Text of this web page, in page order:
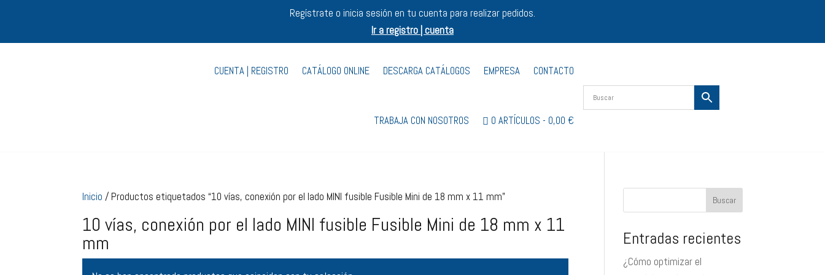
Regístrate o inicia sesión en tu cuenta para realizar pedidos.
Ir a registro | cuenta
CUENTA | REGISTRO CATÁLOGO ONLINE DESCARGA CATÁLOGOS EMPRESA CONTACTO
TRABAJA CON NOSOTROS 0 ARTÍCULOS 0,00 €
Inicio / Productos etiquetados “10 vías, conexión por el lado MINI fusible Fusible Mini de 18 mm x 11 mm”
10 vías, conexión por el lado MINI fusible Fusible Mini de 18 mm x 11
mm
Buscar
Entradas recientes
¿Cómo optimizar el